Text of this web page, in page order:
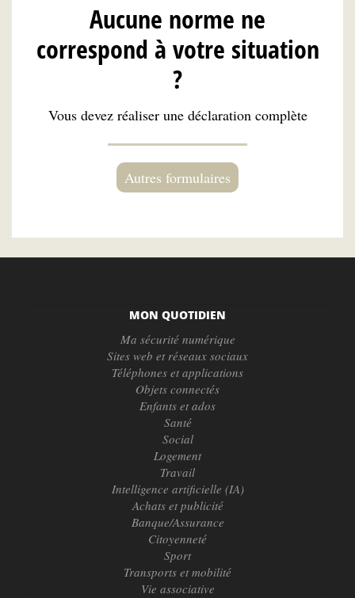
Aucune norme ne
correspond à votre situation
?
Vous devez réaliser une déclaration complète
Autres formulaires
MON QUOTIDIEN
Ma sécurité numérique
Sites web et réseaux sociaux
Téléphones et applications
Objets connectés
Enfants et ados
Santé
Social
Logement
Travail
Intelligence artificielle (IA)
Achats et publicité
Banque/Assurance
Citoyenneté
Sport
Transports et mobilité
Vie associative